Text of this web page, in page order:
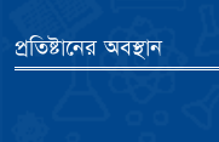
প্রতিষ্টানের অবস্থান